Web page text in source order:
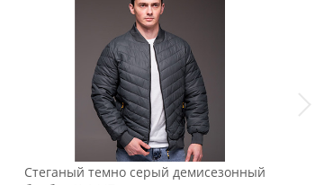
Стеганый темно серый демисезонный